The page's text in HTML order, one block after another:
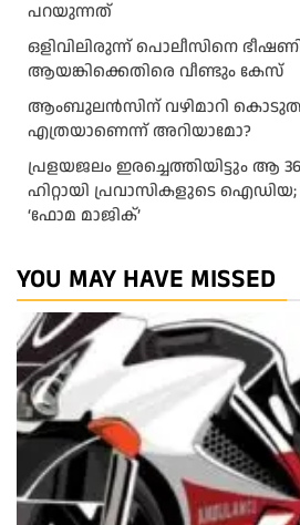
പറയുന്നത്
ഒളിവിലിരുന്ന് പൊലീസിനെ
ആയങ്കിക്കെതിരെ വീണ്ടും കേസ്
ആംബുലന്‍സിന് വഴിമാറി
എത്രയാണെന്ന് അറിയാമോ?
പ്രളയജലം ഇരച്ചെത്തിയിട്ടും ആ
ഹിറ്റായി പ്രവാസികളുടെ
‘ഫോമ മാജിക്’
YOU MAY HAVE MISSED